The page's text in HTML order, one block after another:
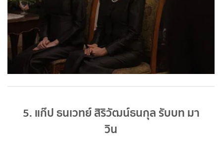
5. แก๊ป ธนเวทย์ สิริวัฒน์ธนกุล รับบท มา
วิน